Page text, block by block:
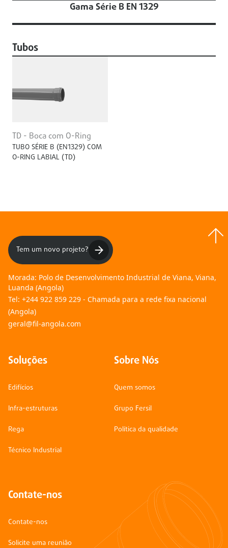
Gama Série B EN 1329
Tubos
TD - Boca com O-Ring
TUBO SÉRIE B (EN1329) COM
O-RING LABIAL (TD)
Tem um novo projeto?
Morada: Polo de Desenvolvimento Industrial de Viana, Viana,
Luanda (Angola)
Tel: +244 922 859 229 - Chamada para a rede fixa nacional
(Angola)
geral@fil-angola.com
Soluções
Edifícios
Infra-estruturas
Rega
Técnico Industrial
Sobre Nós
Quem somos
Grupo Fersil
Política da qualidade
Contate-nos
Contate-nos
Solicite uma reunião